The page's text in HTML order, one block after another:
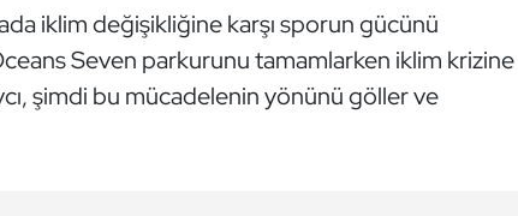
iklim değişikliğine karşı sporun gücünü
Seven parkurunu tamamlarken iklim krizine
şimdi bu mücadelenin yönünü göller ve